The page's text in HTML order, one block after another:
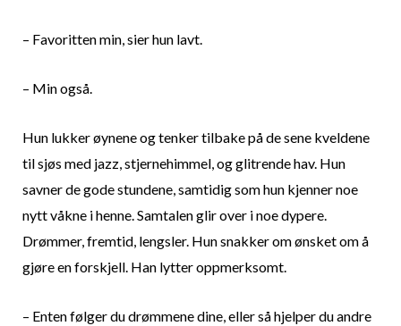
– Favoritten min, sier hun lavt.
– Min også.
Hun lukker øynene og tenker tilbake på de sene kveldene
til sjøs med jazz, stjernehimmel, og glitrende hav. Hun
savner de gode stundene, samtidig som hun kjenner noe
nytt våkne i henne.Samtalen glir over i noe dypere.
Drømmer, fremtid, lengsler. Hun snakker om ønsket om å
gjøre en forskjell. Han lytter oppmerksomt.
– Enten følger du drømmene dine, eller så hjelper du andre